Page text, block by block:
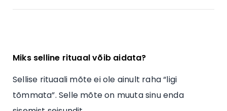
Miks selline rituaal võib aidata?
Sellise rituaali mõte ei ole ainult raha “ligi
tõmmata”. Selle mõte on muuta sinu enda